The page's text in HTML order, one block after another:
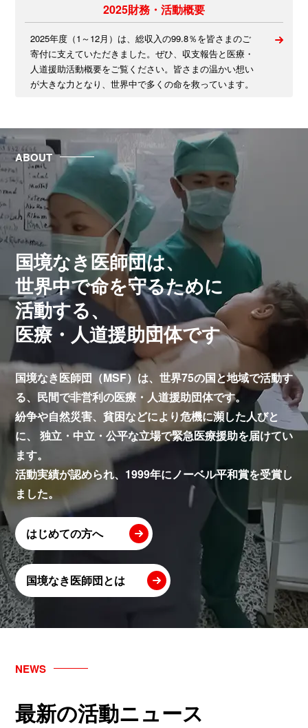
2025財務・活動概要
2025年度（1～12月）は、総収入の99.8％を皆さまのご
寄付に支えていただきました。ぜひ、収支報告と医療・
人道援助活動概要をご覧ください。皆さまの温かい想い
が大きな力となり、世界中で多くの命を救っています。
ABOUT
国境なき医師団は、
世界中で命を守るために
活動する、
医療・人道援助団体です
国境なき医師団（MSF）は、世界75の国と地域で活動す
る、 民間で非営利の医療・人道援助団体です。
紛争や自然災害、貧困などにより危機に瀕した人びと
に、
独立・中立・公平な立場で緊急医療援助を届けてい
ます。
活動実績が認められ、1999年にノーベル平和賞を受賞し
ました。
はじめての方へ
国境なき医師団とは
NEWS
最新の活動ニュース